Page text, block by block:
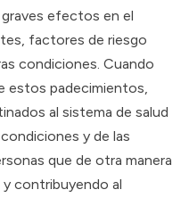
efectos en el
factores de riesgo
condiciones. Cuando
estos padecimientos,
al sistema de salud
y de las
que de otra manera
y contribuyendo al